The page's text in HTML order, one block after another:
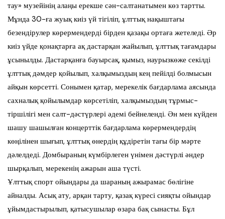
тау» музейінің алаңы ерекше сән-салтанатымен көз тартты.
Мұнда 30-ға жуық киіз үй тігіліп, ұлттық нақыштағы
безендірулер көрермендерді бірден қазақы ортаға жетеледі. Әр
киіз үйде қонақтарға ақ дастарқан жайылып, ұлттық тағамдары
ұсынылды. Дастарқанға бауырсақ, қымыз, наурызкөже секілді
ұлттық дәмдер қойылып, халқымыздың кең пейілді болмысын
айқын көрсетті. Сонымен қатар, мерекелік бағдарлама аясында
сахналық қойылымдар көрсетіліп, халқымыздың тұрмыс-
тіршілігі мен салт-дәстүрлері әдемі бейнеленді. Ән мен күйден
шашу шашылған концерттік бағдарлама көрермендердің
көңілінен шығып, ұлттық өнердің құдіретін тағы бір мәрте
дәлелдеді. Домбыраның күмбірлеген үнімен дәстүрлі әндер
шырқалып, мерекенің ажарын аша түсті.
Ұлттық спорт ойындары да шараның ажырамас бөлігіне
айналды. Асық ату, арқан тарту, қазақ күресі сияқты ойындар
ұйымдастырылып, қатысушылар өзара бақ сынасты. Бұл